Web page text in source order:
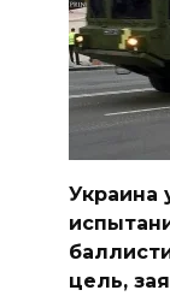
Украина
цель,